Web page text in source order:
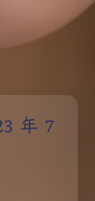
年 7